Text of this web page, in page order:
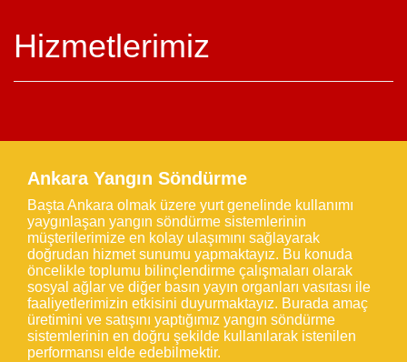
Hizmetlerimiz
Ankara Yangın Söndürme
Başta Ankara olmak üzere yurt genelinde kullanımı
yaygınlaşan yangın söndürme sistemlerinin
müşterilerimize en kolay ulaşımını sağlayarak
doğrudan hizmet sunumu yapmaktayız. Bu konuda
öncelikle toplumu bilinçlendirme çalışmaları olarak
sosyal ağlar ve diğer basın yayın organları vasıtası ile
faaliyetlerimizin etkisini duyurmaktayız. Burada amaç
üretimini ve satışını yaptığımız yangın söndürme
sistemlerinin en doğru şekilde kullanılarak istenilen
performansı elde edebilmektir.